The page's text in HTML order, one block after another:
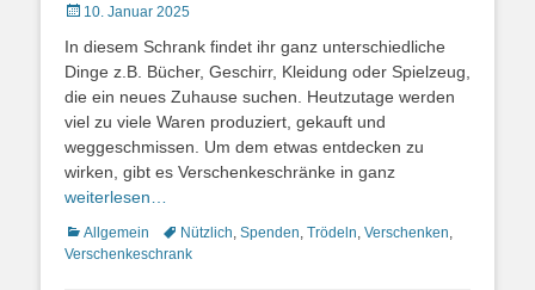
Posted
10. Januar 2025
In diesem Schrank findet ihr ganz unterschiedliche
Dinge z.B. Bücher, Geschirr, Kleidung oder Spielzeug,
die ein neues Zuhause suchen. Heutzutage werden
viel zu viele Waren produziert, gekauft und
weggeschmissen. Um dem etwas entdecken zu
wirken, gibt es Verschenkeschränke in ganz
weiterlesen…
Kategorien
Allgemein Schlagworte
Nützlich, Spenden, Trödeln, Verschenken,
Verschenkeschrank